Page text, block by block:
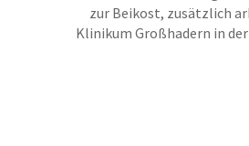
zur Beikost, zusätzlich
Klinikum Großhadern in